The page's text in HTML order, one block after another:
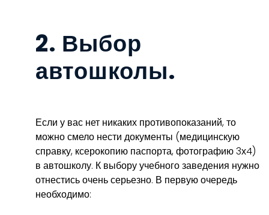
2. Выбор
автошколы.
Если у вас нет никаких противопоказаний, то
можно смело нести документы (медицинскую
справку, ксерокопию паспорта, фотографию 3х4)
в автошколу. К выбору учебного заведения нужно
отнестись очень серьезно. В первую очередь
необходимо: